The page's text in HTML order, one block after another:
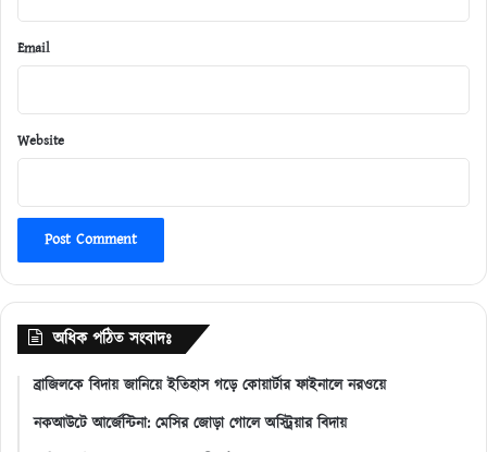
Email
Website
অধিক পঠিত সংবাদঃ
ব্রাজিলকে বিদায় জানিয়ে ইতিহাস গড়ে কোয়ার্টার ফাইনালে নরওয়ে
নকআউটে আর্জেন্টিনা: মেসির জোড়া গোলে অস্ট্রিয়ার বিদায়